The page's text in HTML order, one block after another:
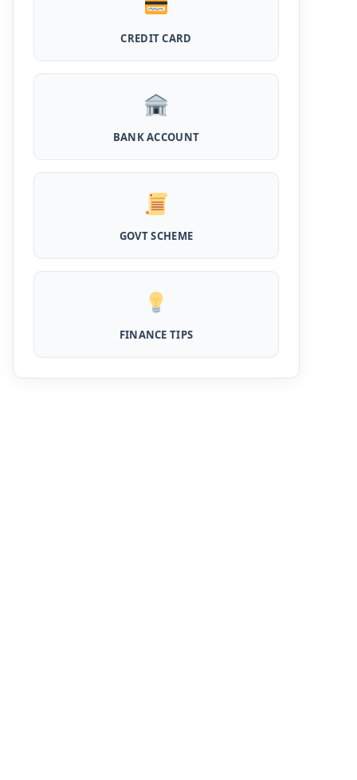
महिलाओं के लिए ये 5 लोन होते है ब्याज फ्री, छोटी किस्तों में
Kotak Saving Account Open Online: आज ही
घर बैठे खोले ये जीरो बैलेंस बैंक अकाउंट, फ्री डेबिट कार्ड
50000 तक का लोन, बस अपने मोबाइल से ऐसे करे अप्लाई
परिवारों के लिए शुरू हुई प्रधानमंत्री होम लोन योजना, 25
फार्मिंग लोन योजना के आवेदन हुए शुरू, इस प्रकार ले सकते
है दस लाख तक का लोन
PM Kusum Yojana Loan: किसानों को भारत
मिलेगी 60% तक सब्सिडी
SBI बैंक बिजनेस करने के लिए बिना गारंटी दे रहा है इतने
CREDIT CARD
BANK ACCOUNT
GOVT SCHEME
FINANCE TIPS